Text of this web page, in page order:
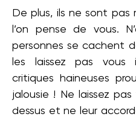
De plus, ils ne sont
l’on pense de vous.
personnes se cachent
les laissez pas vous
critiques haineuses
jalousie ! Ne laissez
dessus et ne leur